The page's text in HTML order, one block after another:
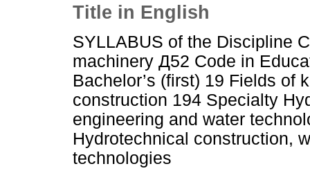
Title in English
SYLLABUS of the Discipline
machinery Д52 Code in
Bachelor’s (first) 19 Fields of
construction 194 Specialty
engineering and water
Hydrotechnical construction,
technologies